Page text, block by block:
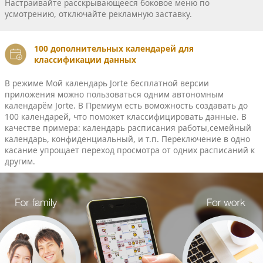
Настраивайте расскрывающееся боковое меню по
усмотрению, отключайте рекламную заставку.
100 дополнительных календарей для
классификации данных
В режиме Мой календарь Jorte бесплатной версии
приложения можно пользоваться одним автономным
календарём Jorte. В Премиум есть воможность создавать до
100 календарей, что поможет классифицировать данные. В
качестве примера: календарь расписания работы,семейный
календарь, конфиденциальный, и т.п. Переключение в одно
касание упрощает переход просмотра от одних расписаний к
другим.